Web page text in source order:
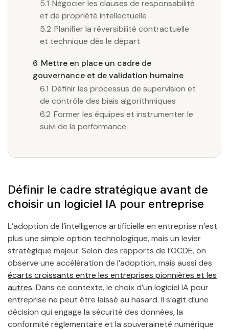
5.1 Négocier les clauses de responsabilité
et de propriété intellectuelle
5.2 Planifier la réversibilité contractuelle
et technique dès le départ
6 Mettre en place un cadre de
gouvernance et de validation humaine
6.1 Définir les processus de supervision et
de contrôle des biais algorithmiques
6.2 Former les équipes et instrumenter le
suivi de la performance
Définir le cadre stratégique avant de
choisir un logiciel IA pour entreprise
L’adoption de l’intelligence artificielle en entreprise n’est
plus une simple option technologique, mais un levier
stratégique majeur. Selon des rapports de l’OCDE, on
observe une accélération de l’adoption, mais aussi des
écarts croissants entre les entreprises pionnières et les
autres. Dans ce contexte, le choix d’un logiciel IA pour
entreprise ne peut être laissé au hasard. Il s’agit d’une
décision qui engage la sécurité des données, la
conformité réglementaire et la souveraineté numérique